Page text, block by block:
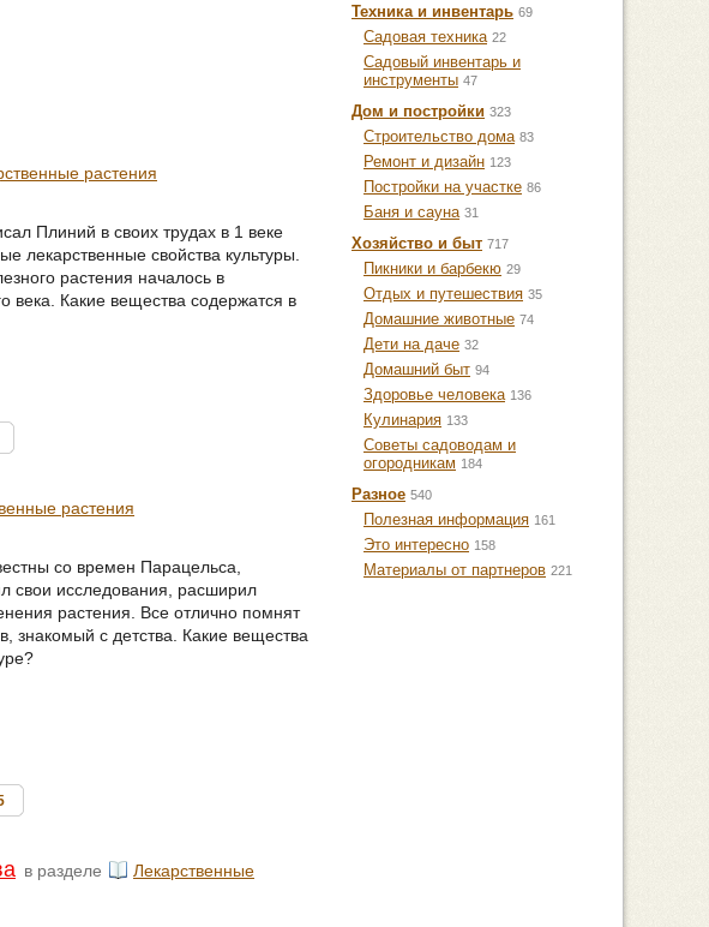
растения
Плиний в своих трудах в 1 веке
лекарственные свойства культуры.
растения началось в
века. Какие вещества содержатся в
растения
со времен Парацельса,
свои исследования, расширил
растения. Все отлично помнят
знакомый с детства. Какие вещества
в разделе
Лекарственные
Техника и инвентарь 69
Садовая техника 22
Садовый инвентарь и
инструменты 47
Дом и постройки 323
Строительство дома 83
Ремонт и дизайн 123
Постройки на участке 86
Баня и сауна 31
Хозяйство и быт 717
Пикники и барбекю 29
Отдых и путешествия 35
Домашние животные 74
Дети на даче 32
Домашний быт 94
Здоровье человека 136
Кулинария 133
Советы садоводам и
огородникам 184
Разное 540
Полезная информация 161
Это интересно 158
Материалы от партнеров 221